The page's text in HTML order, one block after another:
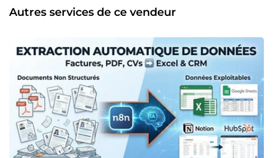
d'étranglement dans une entreprise. Aujourd'hui, j'utilise
la technologie pour résoudre ces problèmes. 🛠️ Mes
Code : Maîtrise avancée de n8n pour connecter vos
applications (Google Sheets, Gmail, Slack, CRM...). Scripting
&amp; Data : Utilisation de Python et manipulation de
format JSON pour des traitements de données complexes.
Intelligence Artificielle : Intégration de l'IA
(OpenAI/ChatGPT) dans vos workflows pour trier, analyser
et générer du contenu automatiquement. Extraction de
Données : Transformation de documents non structurés
(PDF, Emails) en bases de données exploitables
(Excel/Sheets). 💼 Mon Expérience : Freelance (Fiverr) :
Autres services de ce vendeur